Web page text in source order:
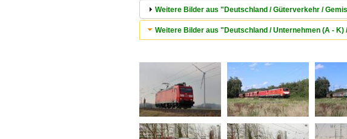
Weitere Bilder aus "Deutschland / Güterverkehr /
Weitere Bilder aus "Deutschland / Unternehmen (A -